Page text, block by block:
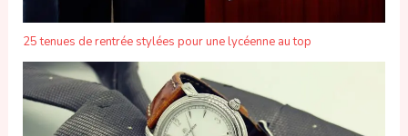
25 tenues de rentrée stylées pour une lycéenne au top